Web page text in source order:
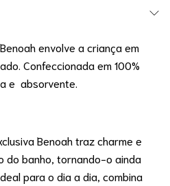
envolve a criança em
Confeccionada em 100%
e absorvente.
Benoah traz charme e
do banho, tornando-o ainda
para o dia a dia, combina